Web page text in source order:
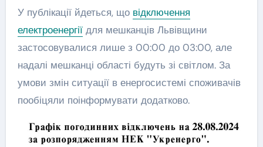
У публікації йдеться, що відключення
електроенергіїдля мешканців Львівщини
застосовувалися лише з 00:00 до 03:00, але
надалі мешканці області будуть зі світлом. За
умови змін ситуації в енергосистемі споживачів
пообіцяли поінформувати додатково.